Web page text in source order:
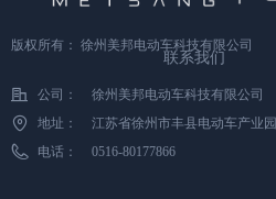
联系我们
公司：
徐州美邦电动车科技有限公司
地址：
江苏省徐州市丰县电动车产业园
电话：
0516-80177866
版权所有： 徐州美邦电动车科技有限公司